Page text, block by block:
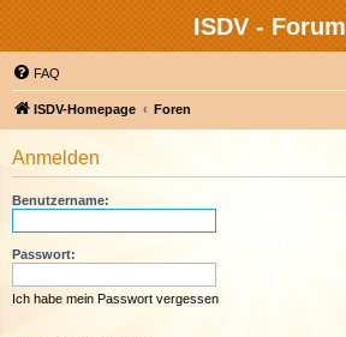
ISDV - Forum
FAQ
ISDV-Homepage Foren
Anmelden
Benutzername:
Passwort:
Ich habe mein Passwort vergessen